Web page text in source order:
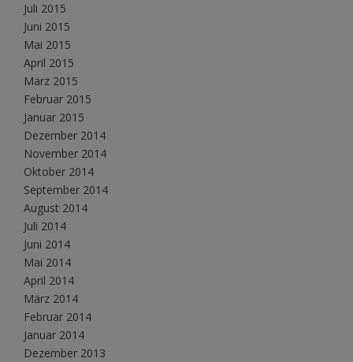
Juli 2015
Juni 2015
Mai 2015
April 2015
März 2015
Februar 2015
Januar 2015
Dezember 2014
November 2014
Oktober 2014
September 2014
August 2014
Juli 2014
Juni 2014
Mai 2014
April 2014
März 2014
Februar 2014
Januar 2014
Dezember 2013